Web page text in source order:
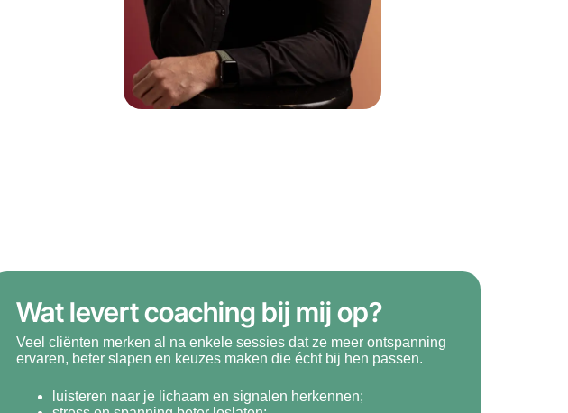
Wat levert coaching bij mij op?
Veel cliënten merken al na enkele sessies dat ze meer ontspanning
ervaren, beter slapen en keuzes maken die écht bij hen passen.
luisteren naar je lichaam en signalen herkennen;